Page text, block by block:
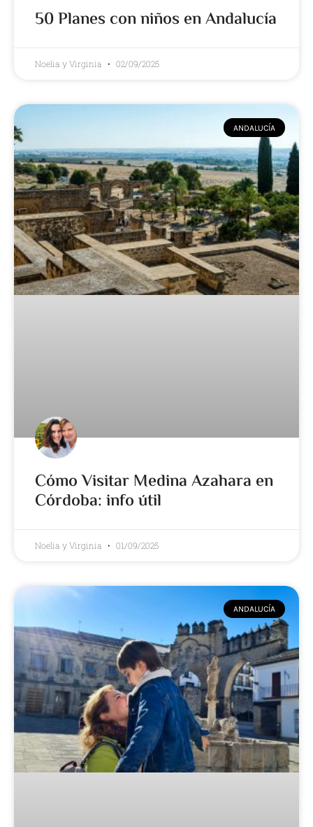
50 Planes con niños en Andalucía
Noelia y Virginia 02/09/2025
ANDALUCÍA
Cómo Visitar Medina Azahara en
Córdoba: info útil
Noelia y Virginia 01/09/2025
ANDALUCÍA